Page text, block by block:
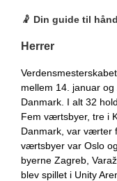
🤾 Din guide til
Herrer
mellem 14. januar
Danmark. I alt 32
Fem værtsbyer, tre i
Danmark, var værter
værtsbyer var Oslo
byerne Zagreb,
blev spillet i Unity